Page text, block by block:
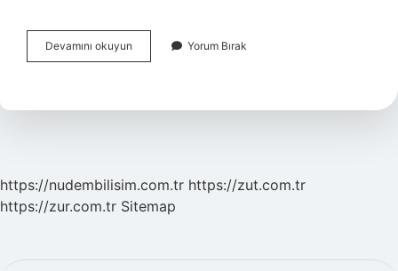
Devamını okuyun
Fatura
Notunu
Yorum Bırak
https://nudembilisim.com.tr https://zut.com.tr
https://zur.com.tr Sitemap